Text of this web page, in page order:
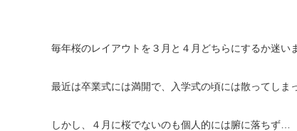
毎年桜のレイアウトを３月と４月どちらにするか迷い
最近は卒業式には満開で、入学式の頃には散ってしま
しかし、４月に桜でないのも個人的には腑に落ちず…